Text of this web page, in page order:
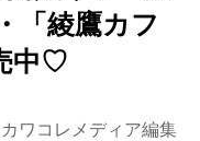
「綾鷹カフ
中♡
カワコレメディア編集